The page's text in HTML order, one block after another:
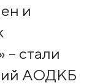
и
– стали
АОДКБ